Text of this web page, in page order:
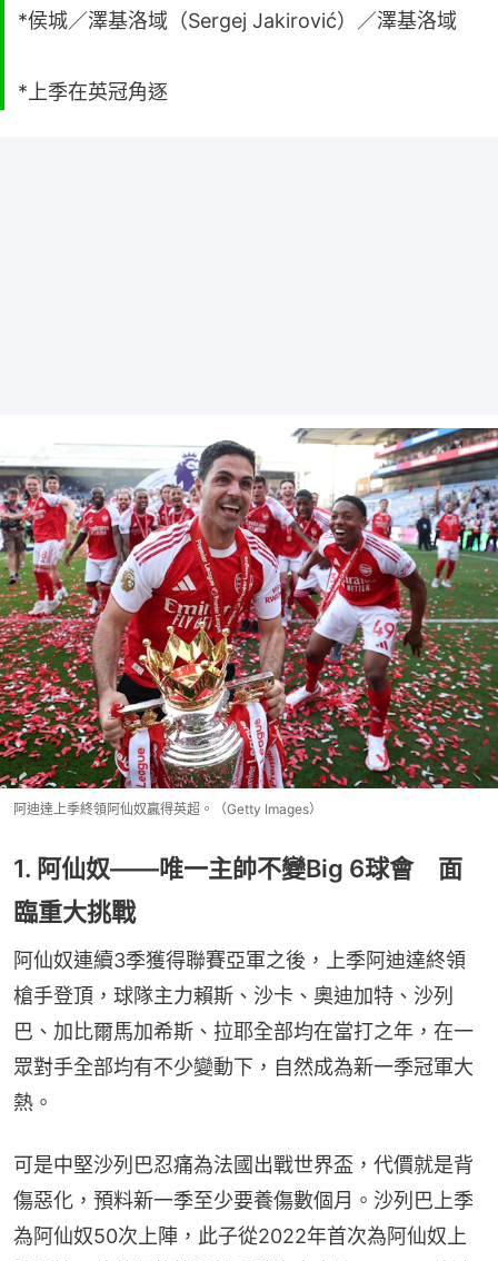
*侯城／澤基洛域（Sergej Jakirović）／澤基洛域
*上季在英冠角逐
阿迪達上季終領阿仙奴贏得英超。（Getty Images）
1. 阿仙奴——唯一主帥不變Big 6球會 面
臨重大挑戰
阿仙奴連續3季獲得聯賽亞軍之後，上季阿迪達終領
槍手登頂，球隊主力賴斯、沙卡、奧迪加特、沙列
巴、加比爾馬加希斯、拉耶全部均在當打之年，在一
眾對手全部均有不少變動下，自然成為新一季冠軍大
熱。
可是中堅沙列巴忍痛為法國出戰世界盃，代價就是背
傷惡化，預料新一季至少要養傷數個月。沙列巴上季
為阿仙奴50次上陣，此子從2022年首次為阿仙奴上